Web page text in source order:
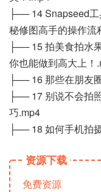
├── 14 Snapseed
秘修图高手的操作流
├── 15 拍美食拍水
你也能做到高大上！
├── 16 那些在朋友
├── 17 别说不会拍
巧.mp4
├── 18 如何手机拍
资源下载
免费资源